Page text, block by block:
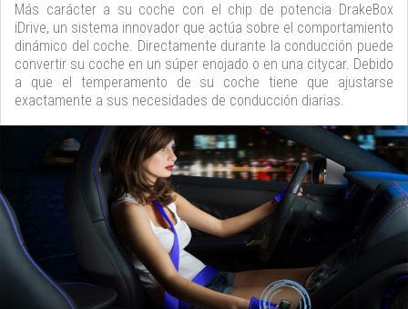
Más carácter a su coche con el chip de potencia DrakeBox
iDrive, un sistema innovador que actúa sobre el comportamiento
dinámico del coche. Directamente durante la conducción puede
convertir su coche en un súper enojado o en una citycar. Debido
a que el temperamento de su coche tiene que ajustarse
exactamente a sus necesidades de conducción diarias.